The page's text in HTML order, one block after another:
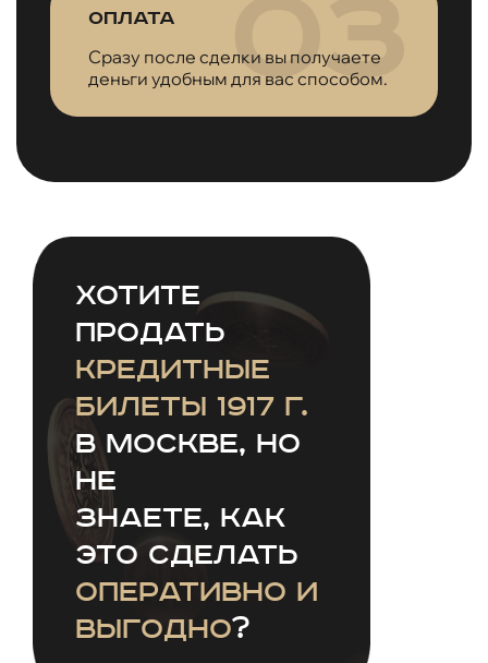
Оплата
Сразу после сделки вы получаете
деньги удобным для вас способом.
Хотите
продать
Кредитные
билеты 1917 г.
в Москве, но
не
знаете, как
это сделать
оперативно и
выгодно?